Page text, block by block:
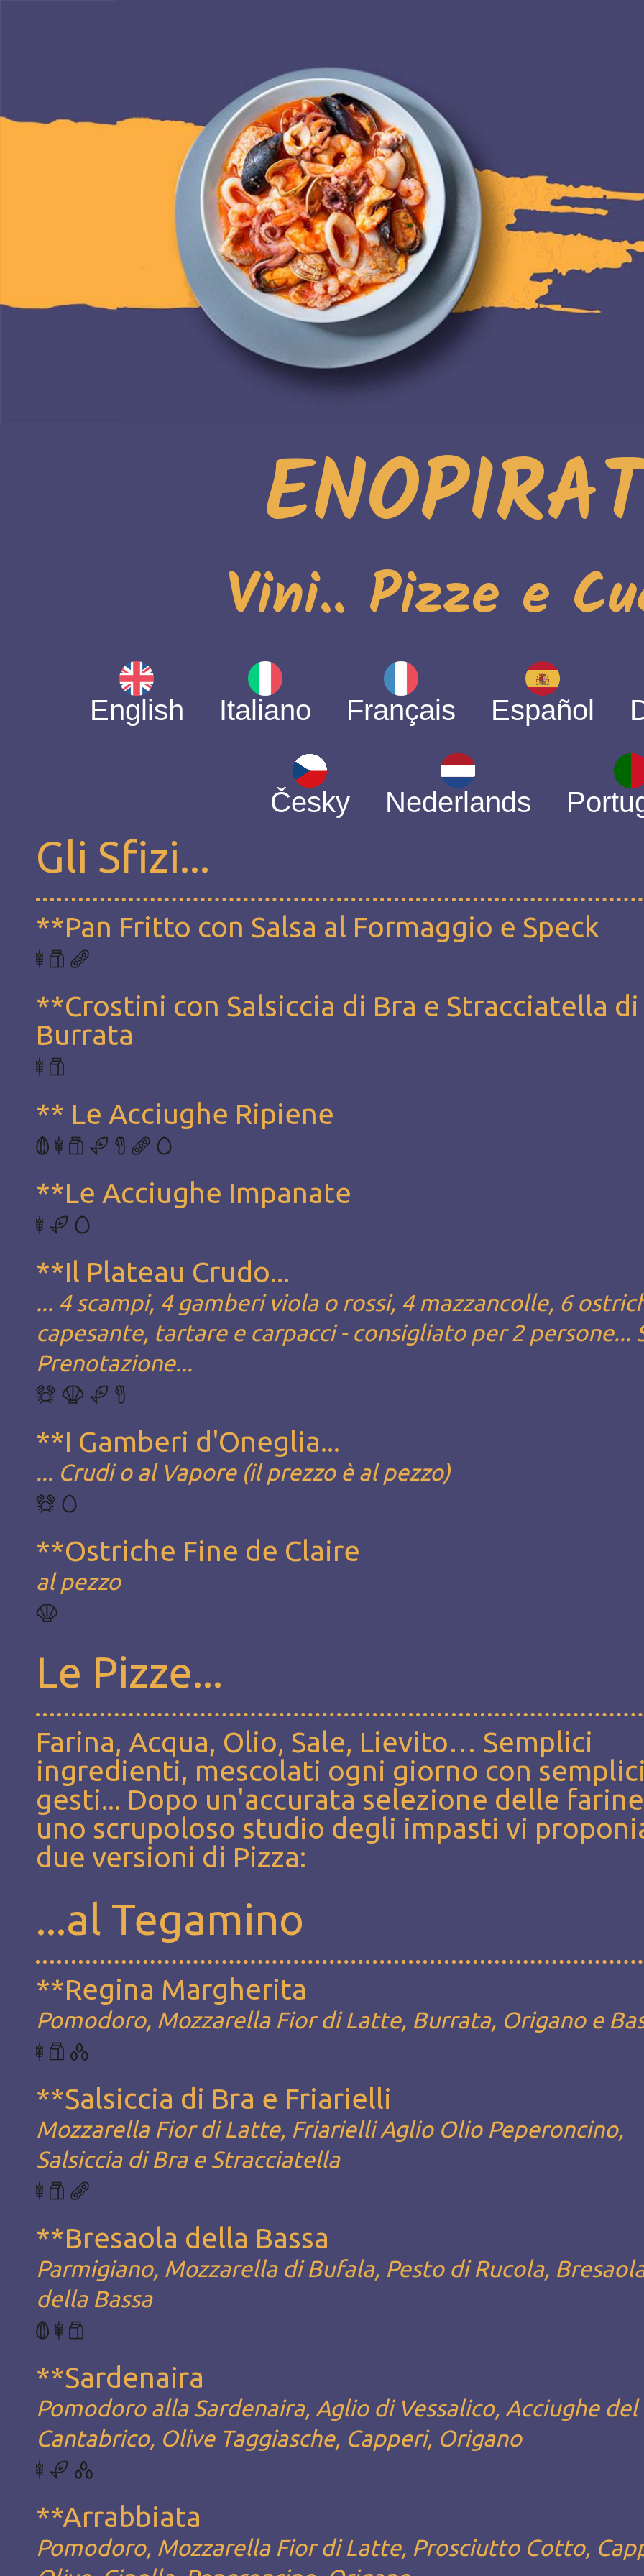
Vini.. Pizze e
English Italiano Français Español
Česky Nederlands
Gli Sfizi...
**Pan Fritto con Salsa al Formaggio e Speck
**Crostini con Salsiccia di Bra e Stracciatella di
Burrata
** Le Acciughe Ripiene
**Le Acciughe Impanate
**Il Plateau Crudo...
... 4 scampi, 4 gamberi viola o rossi, 4 mazzancolle, 6
capesante, tartare e carpacci - consigliato per 2 persone...
Prenotazione...
**I Gamberi d'Oneglia...
... Crudi o al Vapore (il prezzo è al pezzo)
**Ostriche Fine de Claire
al pezzo
Le Pizze...
Farina, Acqua, Olio, Sale, Lievito… Semplici
ingredienti, mescolati ogni giorno con semplici
gesti... Dopo un'accurata selezione delle
uno scrupoloso studio degli impasti vi
due versioni di Pizza:
...al Tegamino
**Regina Margherita
Pomodoro, Mozzarella Fior di Latte, Burrata, Origano e
**Salsiccia di Bra e Friarielli
Mozzarella Fior di Latte, Friarielli Aglio Olio Peperoncino,
Salsiccia di Bra e Stracciatella
**Bresaola della Bassa
Parmigiano, Mozzarella di Bufala, Pesto di Rucola,
della Bassa
**Sardenaira
Pomodoro alla Sardenaira, Aglio di Vessalico, Acciughe del
Cantabrico, Olive Taggiasche, Capperi, Origano
**Arrabbiata
Pomodoro, Mozzarella Fior di Latte, Prosciutto Cotto,